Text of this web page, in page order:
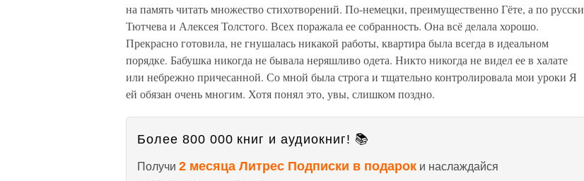
на память читать множество стихотворений. По-немецки, преимущественно Гёте, а по русски
Тютчева и Алексея Толстого. Всех поражала ее собранность. Она всё делала хорошо.
Прекрасно готовила, не гнушалась никакой работы, квартира была всегда в идеальном
порядке. Бабушка никогда не бывала неряшливо одета. Никто никогда не видел ее в халате
или небрежно причесанной. Со мной была строга и тщательно контролировала мои уроки Я
ей обязан очень многим. Хотя понял это, увы, слишком поздно.
Более 800 000 книг и аудиокниг! 📚
Получи 2 месяца Литрес Подписки в подарок и наслаждайся